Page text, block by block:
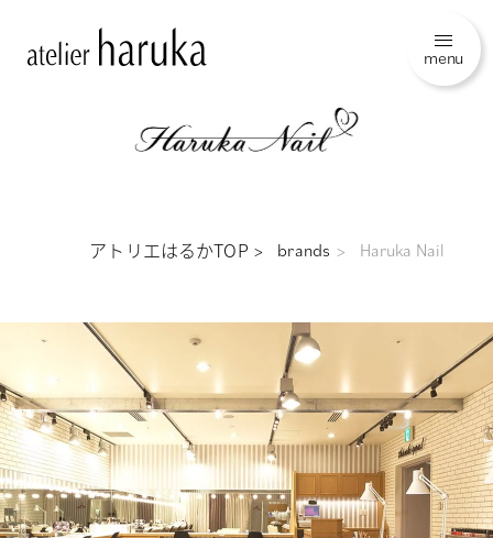
menu
アトリエはるかTOP brands Haruka Nail